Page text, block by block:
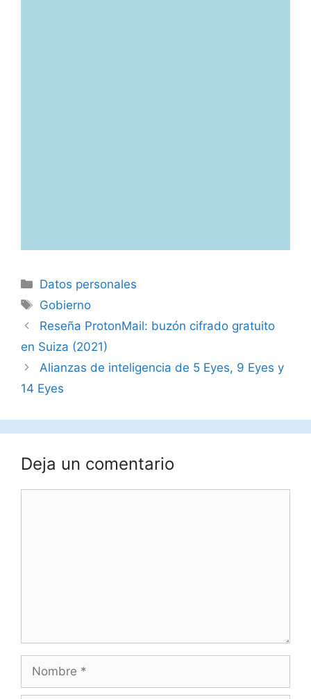
Categorías
Datos personales
Etiquetas
Gobierno
Reseña ProtonMail: buzón cifrado gratuito
en Suiza (2021)
Alianzas de inteligencia de 5 Eyes, 9 Eyes y
14 Eyes
Deja un comentario